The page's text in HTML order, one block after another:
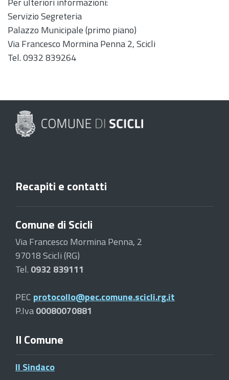
Servizio Segreteria
Palazzo Municipale (primo piano)
Via Francesco Mormina Penna 2, Scicli
Tel. 0932 839264
Recapiti e contatti
Comune di Scicli
Via Francesco Mormina Penna, 2
97018 Scicli (RG)
Tel. 0932 839111
PEC protocollo@pec.comune.scicli.rg.it
P.Iva00080070881
Il Comune
Il Sindaco